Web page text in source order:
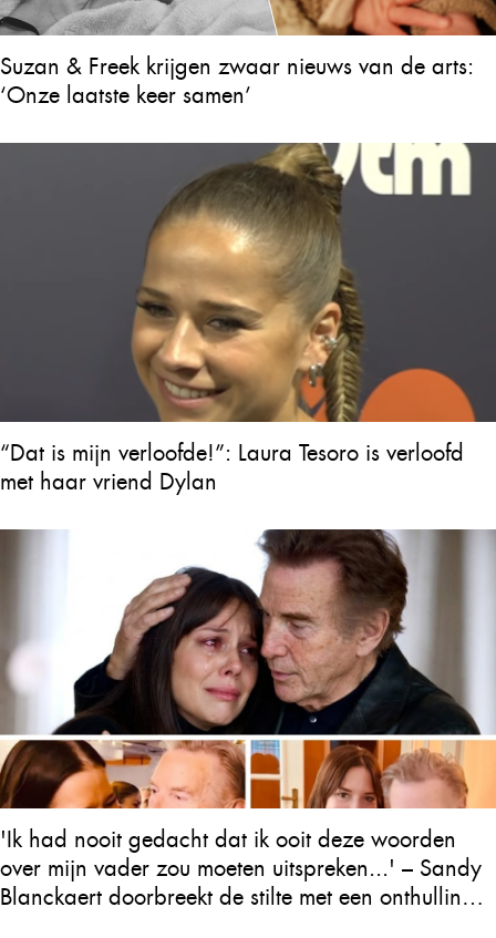
Suzan & Freek krijgen zwaar nieuws van de arts:
‘Onze laatste keer samen’
“Dat is mijn verloofde!”: Laura Tesoro is verloofd
met haar vriend Dylan
'Ik had nooit gedacht dat ik ooit deze woorden
over mijn vader zou moeten uitspreken...' – Sandy
Blanckaert doorbreekt de stilte met een onthulling